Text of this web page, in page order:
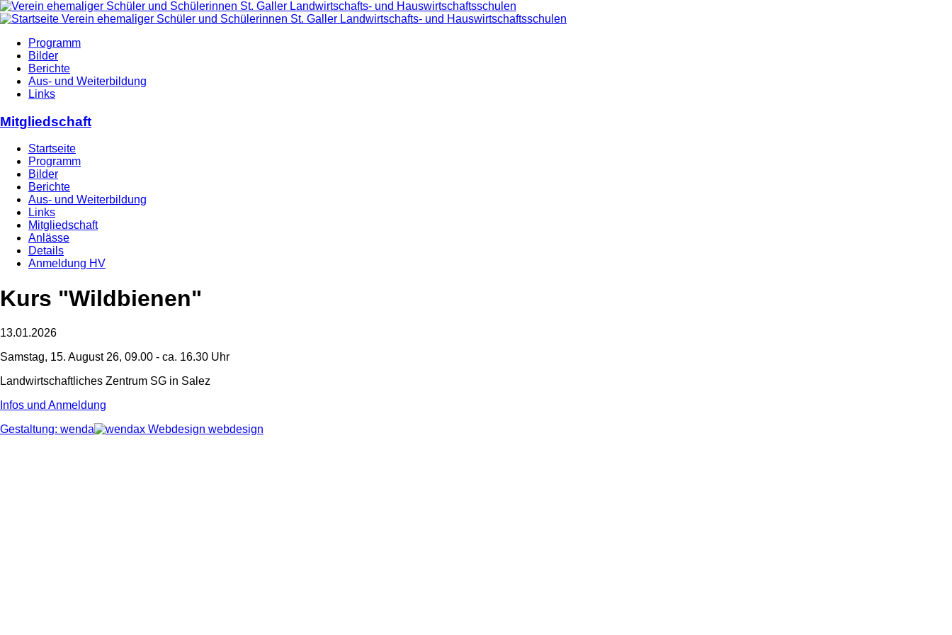
Programm
Bilder
Berichte
Aus- und Weiterbildung
Links
Mitgliedschaft
Startseite
Programm
Bilder
Berichte
Aus- und Weiterbildung
Links
Mitgliedschaft
Anlässe
Details
Anmeldung HV
Kurs "Wildbienen"
13.01.2026
Samstag, 15. August 26, 09.00 - ca. 16.30 Uhr
Landwirtschaftliches Zentrum SG in Salez
Infos und Anmeldung
Gestaltung: wenda
webdesign